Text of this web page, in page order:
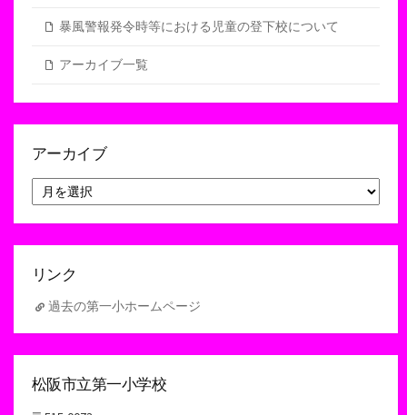
暴風警報発令時等における児童の登下校について
アーカイブ一覧
アーカイブ
ー
カ
リンク
過去の第一小ホームページ
松阪市立第一小学校